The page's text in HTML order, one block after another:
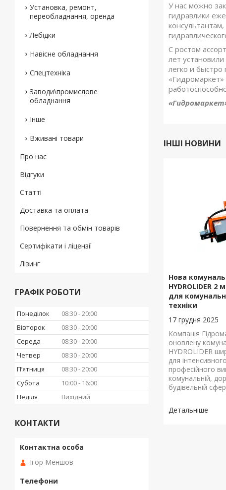
У нас можно
гидравлики
С ростом
лет
легко и быстро
ІНШІ НОВИНИ
Нова
HYDROLIDER
для
техніки
17 грудня 2025
Компанія
оновлену
HYDROLIDER
для
професійного
комунальній,
будівельній
Установка, ремонт,
переобладнання, оренда
Лебідки
Навісне обладнання
Спецтехніка
Заводи\промислове
обладнання
Інше
Вживані товари
Про нас
Відгуки
Статті
Доставка та оплата
Повернення та обмін товарів
Сертифікати і ліцензії
Лізинг
ГРАФІК РОБОТИ
Понеділок 08:30 20:00
Вівторок
08:30 20:00
Середа
08:30 20:00
Четвер
08:30 20:00
Пʼятниця
08:30 20:00
Субота
10:00
16:00
Неділя
Вихідний
КОНТАКТИ
Ігор Меншов